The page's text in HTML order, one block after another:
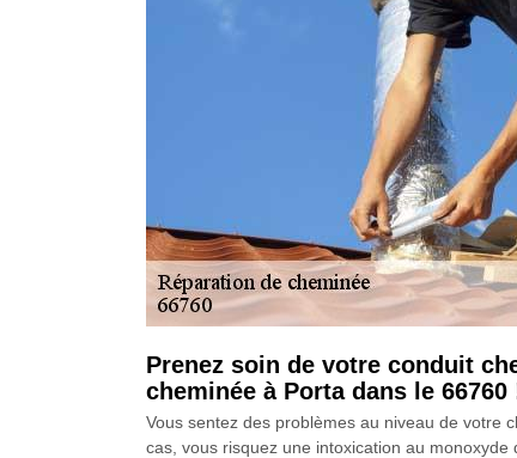
Prenez soin de votre conduit
cheminée à Porta dans le 66760
Vous sentez des problèmes au niveau de votre
cas, vous risquez une intoxication au